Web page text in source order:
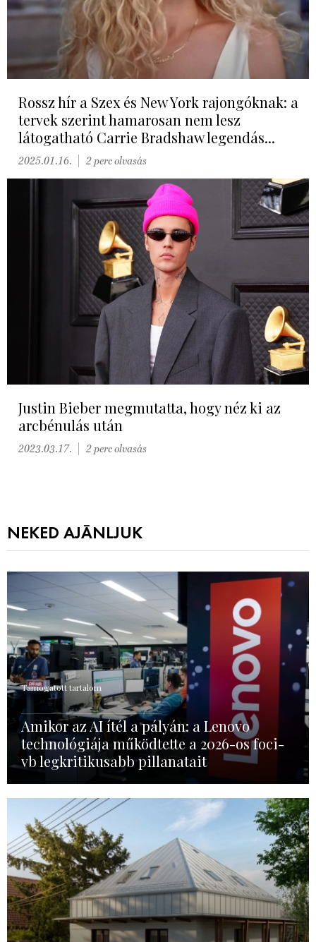
Rossz hír a Szex és New York rajongóknak: a
tervek szerint hamarosan nem lesz
látogatható Carrie Bradshaw legendás...
2025.01.16. 2 perc olvasás
Justin Bieber megmutatta, hogy néz ki az
arcbénulás után
2023.03.17. 2 perc olvasás
NEKED AJÁNLJUK
Támogatott tartalom
Amikor az AI ítél a pályán: a Lenovo
technológiája működtette a 2026-os foci-
vb legkritikusabb pillanatait